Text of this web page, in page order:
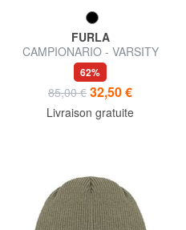
FURLA
CAMPIONARIO - VARSITY
62%
85,00 € 32,50 €
Livraison gratuite